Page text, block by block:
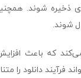
ذخیره شوند.
شوند.
می‌کند که باعث
فرآیند دانلود را